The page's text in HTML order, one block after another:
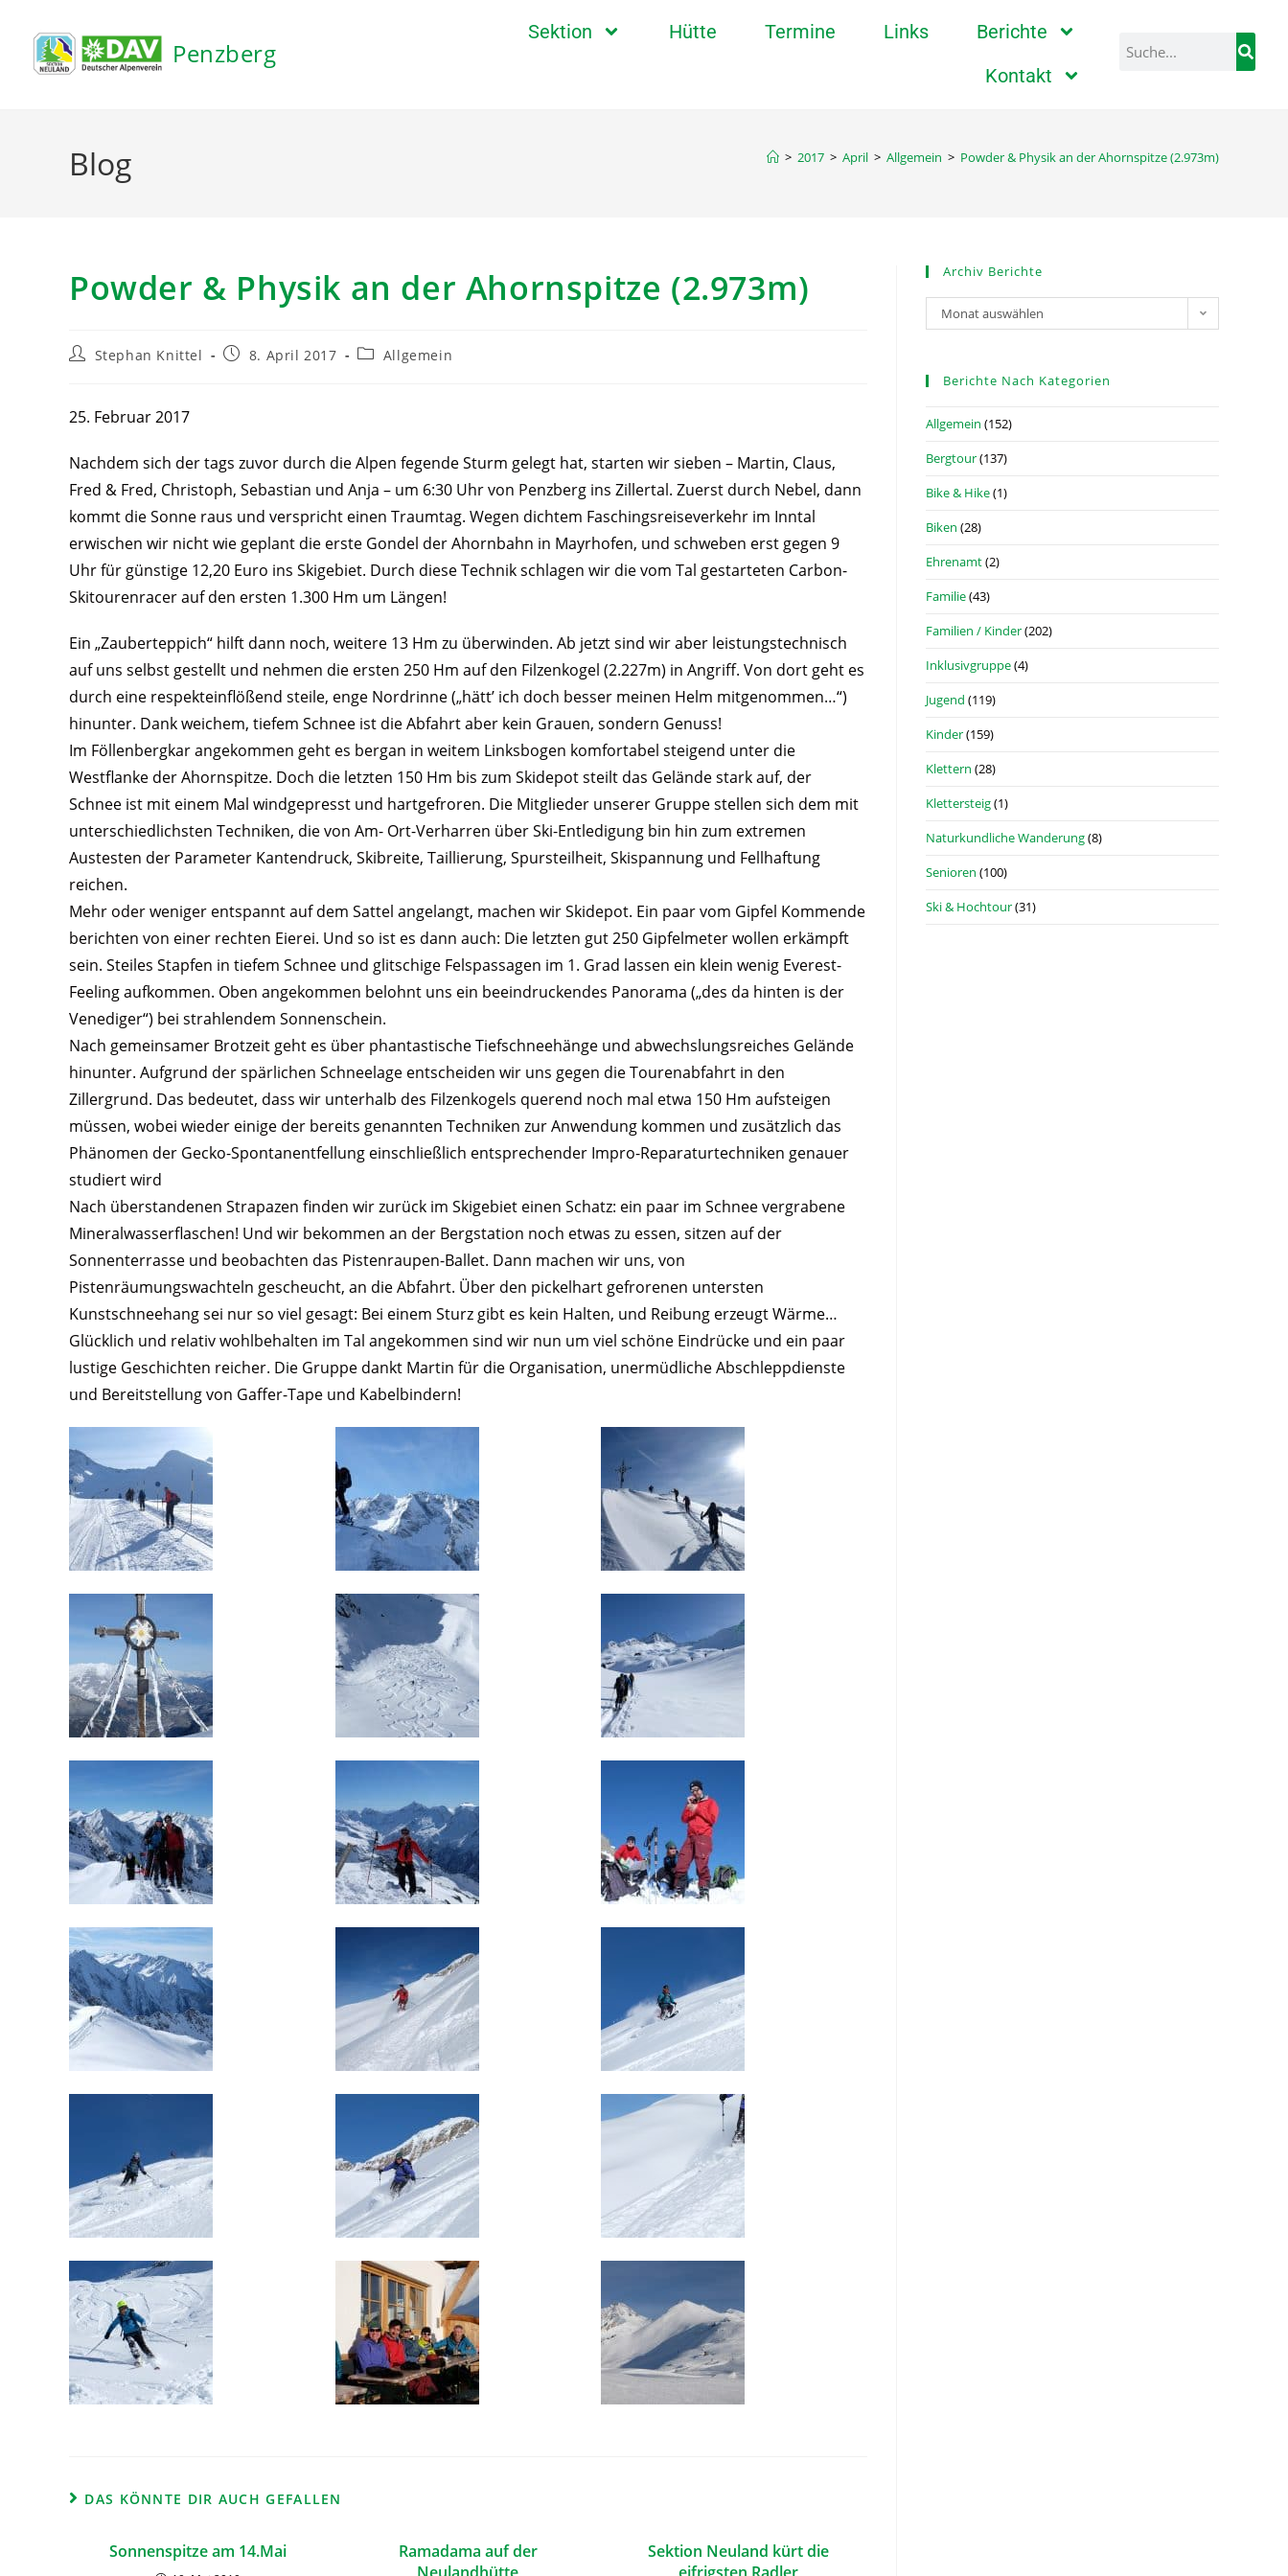
Penzberg
Sektion Hütte Termine Links
Berichte
Kontakt
Blog > 2017 > April > Allgemein > Powder & Physik an der Ahornspitze (2.973m)
Powder & Physik an der Ahornspitze (2.973m)
Stephan Knittel 8. April 2017 Allgemein
25. Februar 2017
Nachdem sich der tags zuvor durch die Alpen fegende Sturm gelegt hat, starten wir sieben – Martin, Claus,
Fred & Fred, Christoph, Sebastian und Anja – um 6:30 Uhr von Penzberg ins Zillertal. Zuerst durch Nebel, dann
kommt die Sonne raus und verspricht einen Traumtag. Wegen dichtem Faschingsreiseverkehr im Inntal
erwischen wir nicht wie geplant die erste Gondel der Ahornbahn in Mayrhofen, und schweben erst gegen 9
Uhr für günstige 12,20 Euro ins Skigebiet. Durch diese Technik schlagen wir die vom Tal gestarteten Carbon-
Skitourenracer auf den ersten 1.300 Hm um Längen!
Ein „Zauberteppich“ hilft dann noch, weitere 13 Hm zu überwinden. Ab jetzt sind wir aber leistungstechnisch
auf uns selbst gestellt und nehmen die ersten 250 Hm auf den Filzenkogel (2.227m) in Angriff. Von dort geht es
durch eine respekteinflößend steile, enge Nordrinne („hätt’ ich doch besser meinen Helm mitgenommen…“)
hinunter. Dank weichem, tiefem Schnee ist die Abfahrt aber kein Grauen, sondern Genuss!
Im Föllenbergkar angekommen geht es bergan in weitem Linksbogen komfortabel steigend unter die
Westflanke der Ahornspitze. Doch die letzten 150 Hm bis zum Skidepot steilt das Gelände stark auf, der
Schnee ist mit einem Mal windgepresst und hartgefroren. Die Mitglieder unserer Gruppe stellen sich dem mit
unterschiedlichsten Techniken, die von Am- Ort-Verharren über Ski-Entledigung bin hin zum extremen
Austesten der Parameter Kantendruck, Skibreite, Taillierung, Spursteilheit, Skispannung und Fellhaftung
reichen.
Mehr oder weniger entspannt auf dem Sattel angelangt, machen wir Skidepot. Ein paar vom Gipfel Kommende
berichten von einer rechten Eierei. Und so ist es dann auch: Die letzten gut 250 Gipfelmeter wollen erkämpft
sein. Steiles Stapfen in tiefem Schnee und glitschige Felspassagen im 1. Grad lassen ein klein wenig Everest-
Feeling aufkommen. Oben angekommen belohnt uns ein beeindruckendes Panorama („des da hinten is der
Venediger“) bei strahlendem Sonnenschein.
Nach gemeinsamer Brotzeit geht es über phantastische Tiefschneehänge und abwechslungsreiches Gelände
hinunter. Aufgrund der spärlichen Schneelage entscheiden wir uns gegen die Tourenabfahrt in den
Zillergrund. Das bedeutet, dass wir unterhalb des Filzenkogels querend noch mal etwa 150 Hm aufsteigen
müssen, wobei wieder einige der bereits genannten Techniken zur Anwendung kommen und zusätzlich das
Phänomen der Gecko-Spontanentfellung einschließlich entsprechender Impro-Reparaturtechniken genauer
studiert wird
Nach überstandenen Strapazen finden wir zurück im Skigebiet einen Schatz: ein paar im Schnee vergrabene
Mineralwasserflaschen! Und wir bekommen an der Bergstation noch etwas zu essen, sitzen auf der
Sonnenterrasse und beobachten das Pistenraupen-Ballet. Dann machen wir uns, von
Pistenräumungswachteln gescheucht, an die Abfahrt. Über den pickelhart gefrorenen untersten
Kunstschneehang sei nur so viel gesagt: Bei einem Sturz gibt es kein Halten, und Reibung erzeugt Wärme…
Glücklich und relativ wohlbehalten im Tal angekommen sind wir nun um viel schöne Eindrücke und ein paar
lustige Geschichten reicher. Die Gruppe dankt Martin für die Organisation, unermüdliche Abschleppdienste
und Bereitstellung von Gaffer-Tape und Kabelbindern!
DAS KÖNNTE DIR AUCH GEFALLEN
Sonnenspitze am 14.Mai
Ramadama auf der
Sektion Neuland kürt die
Archiv Berichte
Monat auswählen
Berichte Nach Kategorien
Allgemein (152)
Bergtour(137)
Bike & Hike(1)
Biken (28)
Ehrenamt(2)
Familie(43)
Familien / Kinder(202)
Inklusivgruppe(4)
Jugend (119)
Kinder(159)
Klettern (28)
Klettersteig(1)
Naturkundliche Wanderung(8)
Senioren (100)
Ski & Hochtour(31)